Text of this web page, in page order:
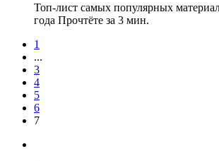
Топ-лист самых популярных
года Прочтёте за 3 мин.
1
...
3
4
5
6
7